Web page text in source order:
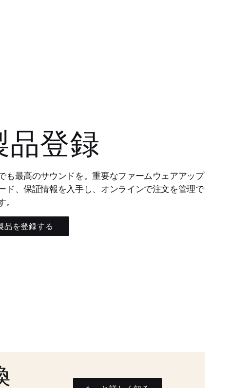
品登録
も最高のサウンドを。重要なファームウェアアップ
ド、保証情報を入手し、オンラインで注文を管理で
。
品を登録する